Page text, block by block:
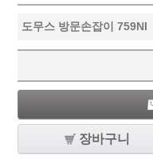
도무스 방문손잡이 759NI
장바구니